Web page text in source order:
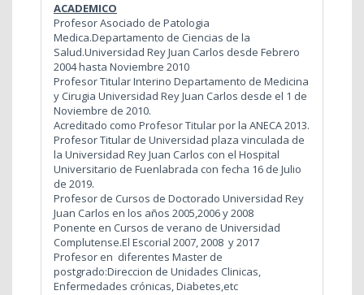
ACADEMICO
Profesor Asociado de Patologia
Medica.Departamento de Ciencias de la
Salud.Universidad Rey Juan Carlos desde Febrero
2004 hasta Noviembre 2010
Profesor Titular Interino Departamento de Medicina
y Cirugia Universidad Rey Juan Carlos desde el 1 de
Noviembre de 2010.
Acreditado como Profesor Titular por la ANECA 2013.
Profesor Titular de Universidad plaza vinculada de
la Universidad Rey Juan Carlos con el Hospital
Universitario de Fuenlabrada con fecha 16 de Julio
de 2019.
Profesor de Cursos de Doctorado Universidad Rey
Juan Carlos en los años 2005,2006 y 2008
Ponente en Cursos de verano de Universidad
Complutense.El Escorial 2007, 2008 y 2017
Profesor en diferentes Master de
postgrado:Direccion de Unidades Clinicas,
Enfermedades crónicas, Diabetes,etc